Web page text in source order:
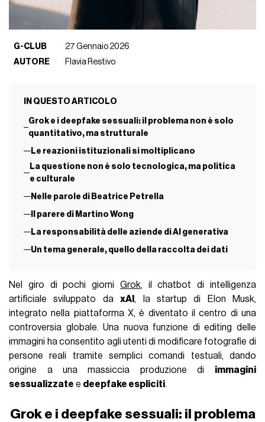
G-CLUB
27 Gennaio 2026
AUTORE
Flavia Restivo
IN QUESTO ARTICOLO
Grok e i deepfake sessuali: il problema non è solo
quantitativo, ma strutturale
Le reazioni istituzionali si moltiplicano
La questione non è solo tecnologica, ma politica
e culturale
Nelle parole di Beatrice Petrella
Il parere di Martino Wong
La responsabilità delle aziende di AI generativa
Un tema generale, quello della raccolta dei dati
Nel giro di pochi giorni Grok, il chatbot di intelligenza
artificiale sviluppato daxAI , la startup di Elon Musk,
integrato nella piattaforma X, è diventato il centro di una
controversia globale. Una nuova funzione di editing delle
immagini ha consentito agli utenti di modificare fotografie di
persone reali tramite semplici comandi testuali, dando
origine a una massiccia produzione di immagini
sessualizzate e deepfake espliciti.
Grok e i deepfake sessuali: il problema